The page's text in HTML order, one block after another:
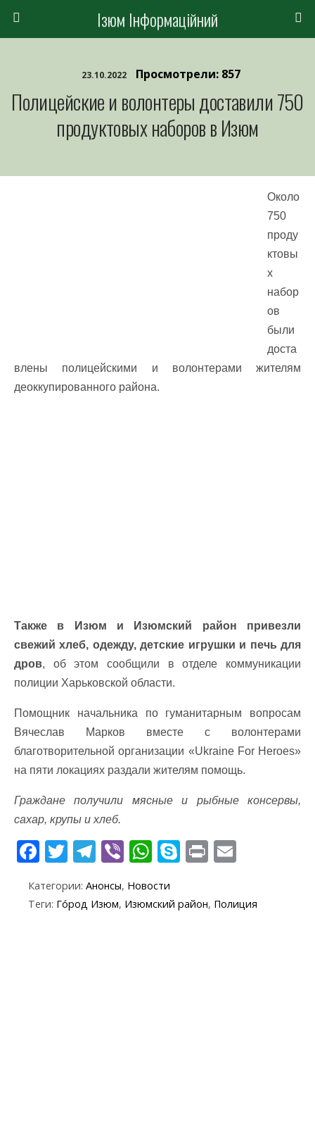
Ізюм Інформаційний
23.10.2022 Просмотрели: 857
Полицейские и волонтеры доставили 750
продуктовых наборов в Изюм
Около
750
проду
ктовы
х
набор
ов
были
доста
влены полицейскими и волонтерами жителям
деоккупированного района.
Также в Изюм и Изюмский район привезли
свежий хлеб, одежду, детские игрушки и печь для
дров, об этом сообщили в отделе коммуникации
полиции Харьковской области.
Помощник начальника по гуманитарным вопросам
Вячеслав Марков вместе с волонтерами
благотворительной организации «Ukraine For Heroes»
на пяти локациях раздали жителям помощь.
Граждане получили мясные и рыбные консервы,
сахар, крупы и хлеб.
F
e
T
itt
er
T
e
Vi
er
W
at
S
y
Pr
t ai
Категории: Анонсы, Новости
Теги: Го́род Изюм, Изюмский район, Полиция